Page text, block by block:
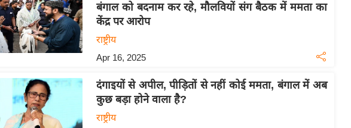
बंगाल को बदनाम कर रहे, मौलवियों संग बैठक में ममता का
केंद्र पर आरोप
राष्ट्रीय
Apr 16, 2025
दंगाइयों से अपील, पीड़ितों से नहीं कोई ममता, बंगाल में अब
कुछ बड़ा होने वाला है?
राष्ट्रीय